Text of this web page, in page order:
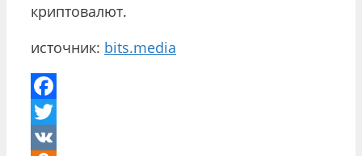
криптовалют.
источник: bits.media
Facebook
Twitter